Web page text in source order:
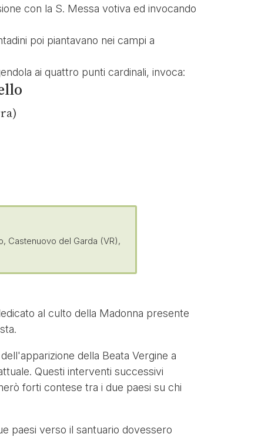
con la S. Messa votiva ed invocando
poi piantavano nei campi a
ai quattro punti cardinali, invoca:
Castenuovo del Garda (VR),
al culto della Madonna presente
della Beata Vergine a
Questi interventi successivi
forti contese tra i due paesi su chi
paesi verso il santuario dovessero